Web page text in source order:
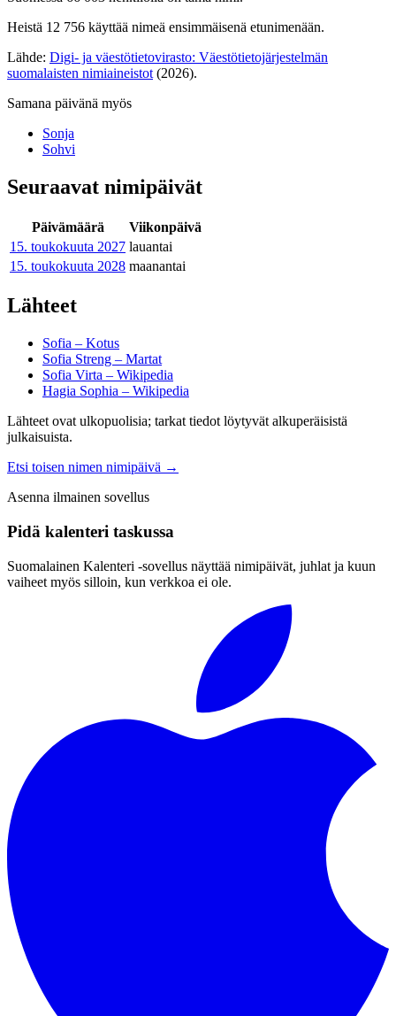
Heistä 12 756 käyttää nimeä ensimmäisenä etunimenään.
Lähde: Digi- ja väestötietovirasto: Väestötietojärjestelmän
suomalaisten nimiaineistot (2026).
Samana päivänä myös
Sonja
Sohvi
Seuraavat nimipäivät
Päivämäärä
Viikonpäivä
15. toukokuuta 2027 lauantai
15. toukokuuta 2028 maanantai
Lähteet
Sofia – Kotus
Sofia Streng – Martat
Sofia Virta – Wikipedia
Hagia Sophia – Wikipedia
Lähteet ovat ulkopuolisia; tarkat tiedot löytyvät alkuperäisistä
julkaisuista.
Etsi toisen nimen nimipäivä →
Asenna ilmainen sovellus
Pidä kalenteri taskussa
Suomalainen Kalenteri ‑sovellus näyttää nimipäivät, juhlat ja kuun
vaiheet myös silloin, kun verkkoa ei ole.